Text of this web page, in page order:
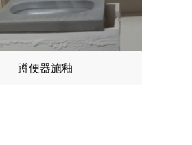
蹲便器施釉